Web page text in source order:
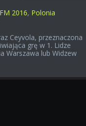
FM 2016, Polonia
Ceyvola, przeznaczona
grę w 1. Lidze
Warszawa lub Widzew